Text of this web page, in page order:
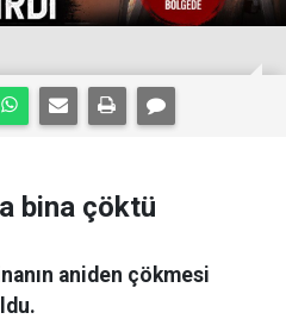
bina çöktü
aniden çökmesi